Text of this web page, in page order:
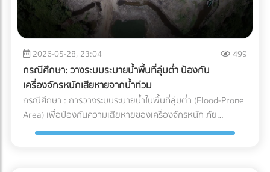
บทสรุป คุณภาพของเครื่องดื่มหรืออาหารรสมัทฉะ ไม่ได้เริ่มต้นที่
สายพานการผลิตในโรงงาน แต่เริ่มต้นตั้งแต่การเลือกใช้วัตถุดิบ
และการบริหารจัดการ Supply Chain สำหรับองค์กรและโรงงานผู้
ผลิต การทำความเข้าใจระบบ Cold Chain Logistics และการ
เลือกพาร์ทเนอร์ผู้นำเข้าที่มีมาตรฐานการควบคุมอุณหภูมิที่
รัดกุมและสามารถตรวจสอบย้อนกลับได้ (Traceability) จึงเป็น
กลยุทธ์สำคัญที่จะช่วยปกป้องคุณภาพของสินค้า รักษากำไร และ
สร้างความไว้วางใจให้กับผู้บริโภคได้อย่างยั่งยืน
ต้องมีป้ายเตือนในจุดตัดหรือทางแยกที่หุ่นยนต์ต้องวิ่งผ่าน จัด
พื้นที่สถานีชาร์จไฟอัตโนมัติ (Charging Zone): รถ AGV ยุคใหม่
จะวิ่งกลับไปชาร์จแบตเตอรี่เองเมื่อแบตใกล้หมด พื้นที่นี้ต้องมีการ
ระบายอากาศที่ดีเนื่องจากมีความร้อนสูง และต้องติดตั้งระบบตัด
ไฟฉุกเฉิน ตรวจสอบระบบเซนเซอร์กันชน (Safety Laser
Scanner): ก่อนปล่อยรถวิ่งจริง ต้องทดสอบระบบตรวจจับสิ่ง
กีดขวางของรถ AGV ว่าสามารถเบรกหรือชะลอความเร็วได้ทัน
ท่วงทีเมื่อมีพนักงานเดินตัดหน้าตาม มาตรฐานความปลอดภัย
AGV ISO 3691-4 กำลังมองหาผู้เชี่ยวชาญด้านระบบ AGV หรือ
อยากเปลี่ยนคลังสินค้าเป็น Smart Warehouse? ค้นหาและ
2026-05-28, 23:04 499
กรณีศึกษา: วางระบบระบายน้ำพื้นที่ลุ่มต่ำ ป้องกัน
เครื่องจักรหนักเสียหายจากน้ำท่วม
กรณีศึกษา : การวางระบบระบายน้ำในพื้นที่ลุ่มต่ำ (Flood-Prone
Area) เพื่อป้องกันความเสียหายของเครื่องจักรหนัก ภัย
ธรรมชาติและฝนตกหนัก เป็นฝันร้ายของผู้รับเหมาและเจ้าของ